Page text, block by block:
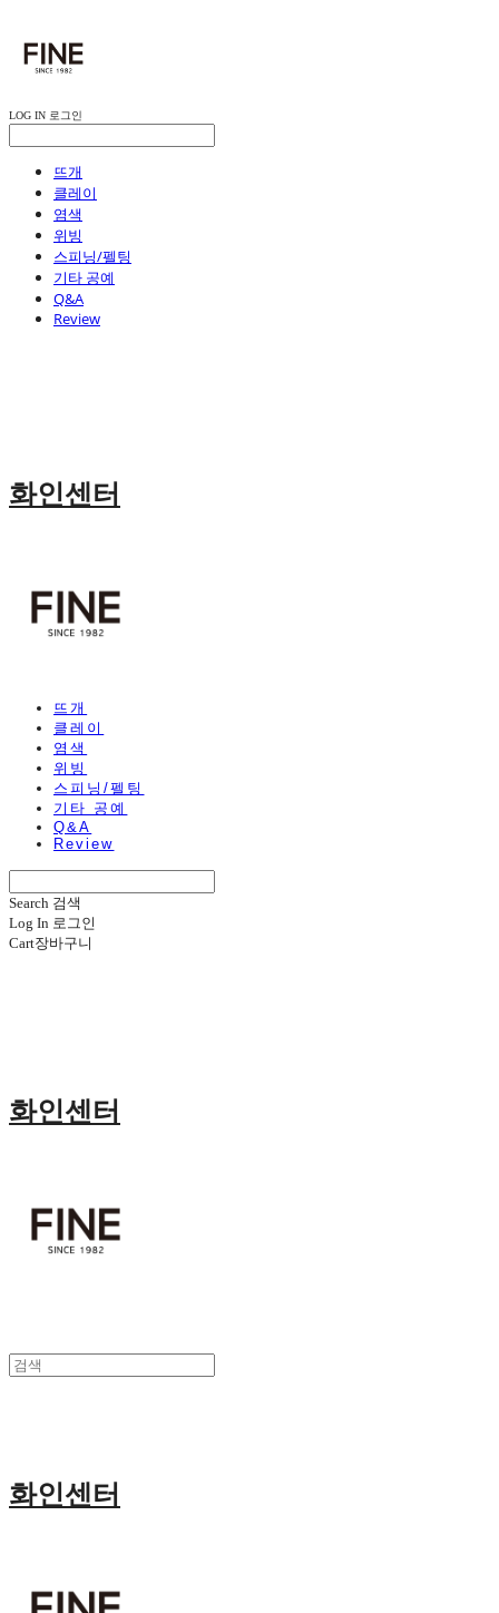
LOG IN 로그인
뜨개
클레이
염색
위빙
스피닝/펠팅
기타 공예
Q&A
Review
화인센터
뜨개
클레이
염색
위빙
스피닝/펠팅
기타 공예
Q&A
Review
Search 검색
Log In 로그인
Cart장바구니
화인센터
화인센터